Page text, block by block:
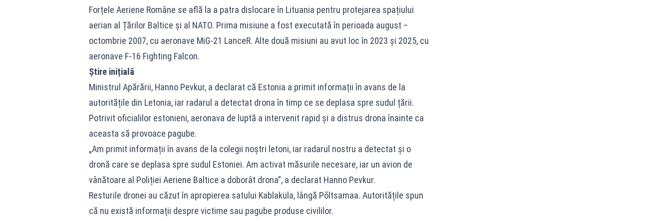
Forțele Aeriene Române se află la a patra dislocare în Lituania pentru protejarea spațiului
aerian al Țărilor Baltice și al NATO. Prima misiune a fost executată în perioada august –
octombrie 2007, cu aeronave MiG-21 LanceR. Alte două misiuni au avut loc în 2023 și 2025, cu
aeronave F-16 Fighting Falcon.
Știre inițială
Ministrul Apărării, Hanno Pevkur, a declarat că Estonia a primit informații în avans de la
autoritățile din Letonia, iar radarul a detectat drona în timp ce se deplasa spre sudul țării.
Potrivit oficialilor estonieni, aeronava de luptă a intervenit rapid și a distrus drona înainte ca
aceasta să provoace pagube.
„Am primit informații în avans de la colegii noștri letoni, iar radarul nostru a detectat și o
dronă care se deplasa spre sudul Estoniei. Am activat măsurile necesare, iar un avion de
vânătoare al Poliției Aeriene Baltice a doborât drona”, a declarat Hanno Pevkur.
Resturile dronei au căzut în apropierea satului Kablaküla, lângă Põltsamaa. Autoritățile spun
că nu există informații despre victime sau pagube produse civililor.